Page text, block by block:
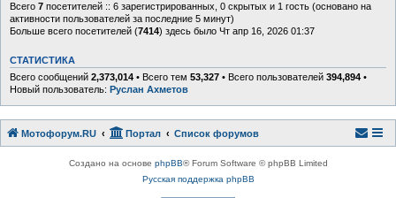
Всего 7 посетителей :: 6 зарегистрированных, 0 скрытых и 1 гость (основано на
активности пользователей за последние 5 минут)
Больше всего посетителей (7414) здесь было Чт апр 16, 2026 01:37
СТАТИСТИКА
Всего сообщений 2,373,014 • Всего тем 53,327 • Всего пользователей 394,894 •
Новый пользователь: Руслан Ахметов
Мотофорум.RU Портал Список форумов
Создано на основе phpBB® Forum Software © phpBB Limited
Русская поддержка phpBB